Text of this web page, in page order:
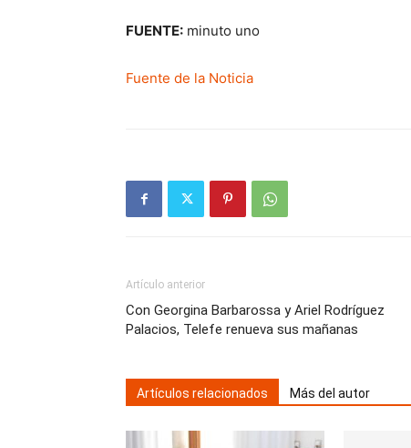
FUENTE: minuto uno
Fuente de la Noticia
Artículo anterior
Con Georgina Barbarossa y Ariel Rodríguez
Palacios, Telefe renueva sus mañanas
Artículos relacionados Más del autor